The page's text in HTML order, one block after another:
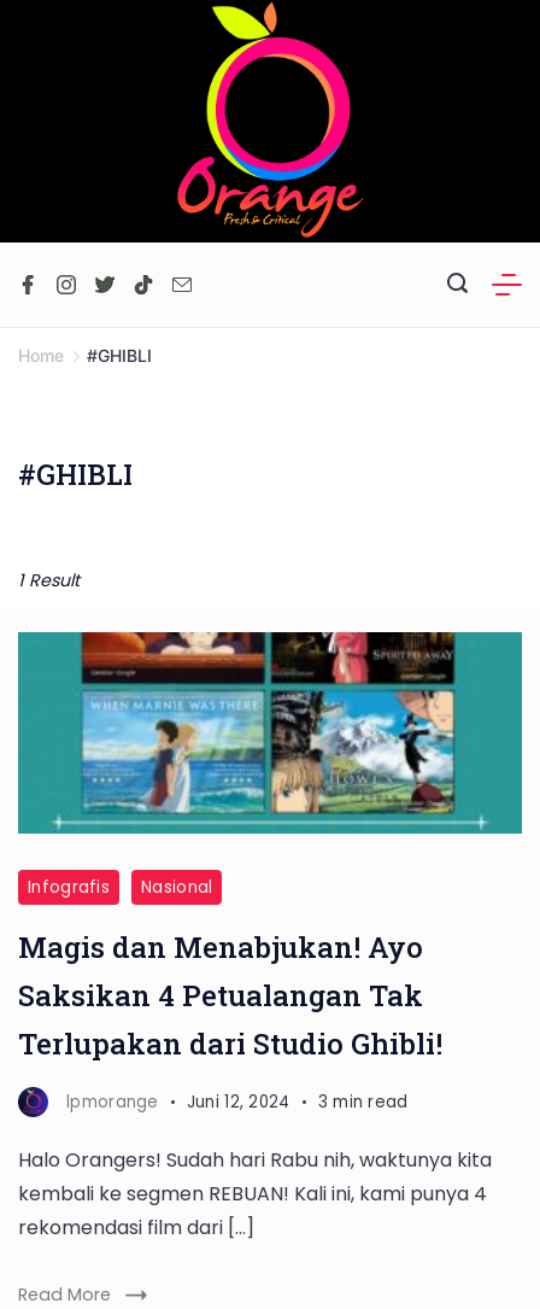
Home #GHIBLI
#GHIBLI
1 Result
Infografis Nasional
Magis dan Menabjukan! Ayo
Saksikan 4 Petualangan Tak
Terlupakan dari Studio Ghibli!
lpmorange Juni 12, 2024 3 min read
Halo Orangers! Sudah hari Rabu nih, waktunya kita
kembali ke segmen REBUAN! Kali ini, kami punya 4
rekomendasi film dari […]
Read More